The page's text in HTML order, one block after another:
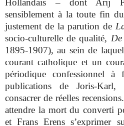
Hollandais – dont Arij
sensiblement à la toute fin
justement de la parution de
socio-culturelle de qualité,
1895-1907), au sein de
courant catholique et un
périodique confessionnel à
publications de Joris-
consacrer de réelles
attendre la mort du converti
et Frans Erens s’exprimer